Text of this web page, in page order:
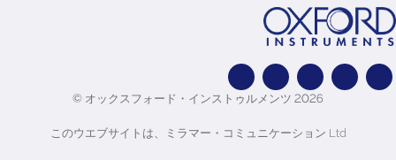
© オックスフォード・インストゥルメンツ 2026
このウエブサイトは、ミラマー・コミュニケーション Ltd